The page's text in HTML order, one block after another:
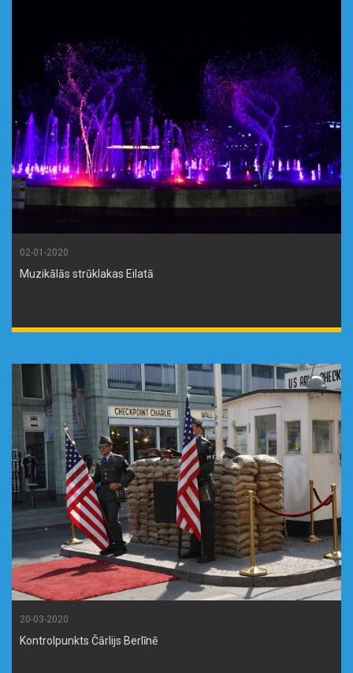
02-01-2020
Muzikālās strūklakas Eilatā
20-03-2020
Kontrolpunkts Čārlijs Berlīnē